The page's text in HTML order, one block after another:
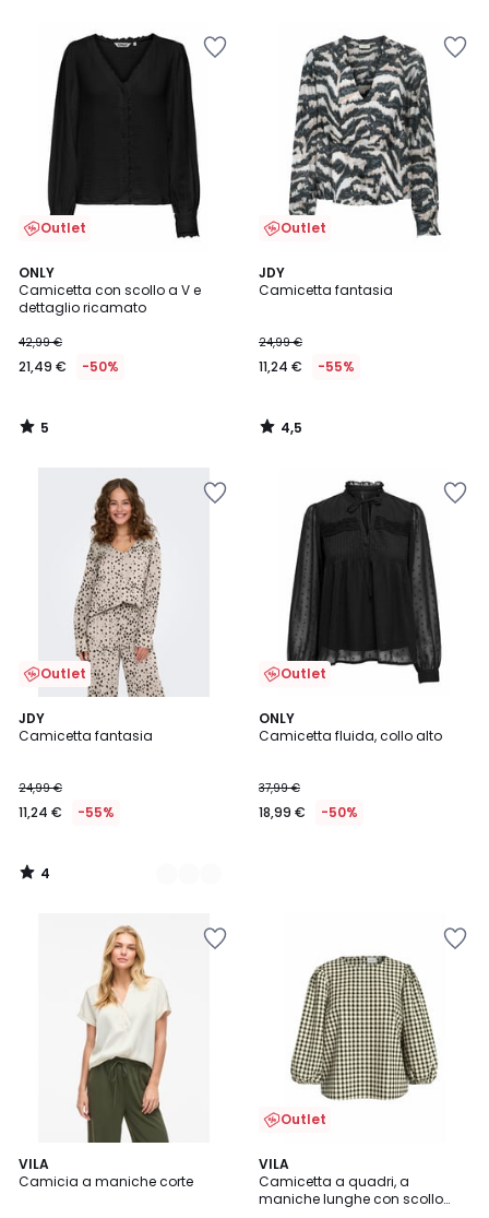
Outlet
ONLY
Camicetta con scollo a V e
dettaglio ricamato
42,99 €
21,49 € -50%
5
/
5
5
/
Outlet
JDY
Camicetta fantasia
24,99 €
11,24 € -55%
4,5
/ 5
4,5
/
Outlet
JDY
Camicetta fantasia
24,99 €
11,24 € -55%
4
/
2
Colori
4
/
Outlet
ONLY
Camicetta fluida, collo alto
37,99 €
18,99 € -50%
VILA
Camicia a maniche corte
5
/
Outlet
VILA
Camicetta a quadri, a
maniche lunghe con scollo
5
/
5